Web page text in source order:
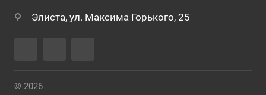
Элиста, ул. Максима Горького, 25
© 2026